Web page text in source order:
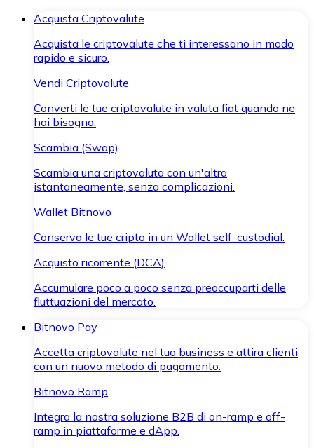
Acquista Criptovalute
Acquista le criptovalute che ti interessano in modo
rapido e sicuro.
Vendi Criptovalute
Converti le tue criptovalute in valuta fiat quando ne
hai bisogno.
Scambia (Swap)
Scambia una criptovaluta con un'altra
istantaneamente, senza complicazioni.
Wallet Bitnovo
Conserva le tue cripto in un Wallet self-custodial.
Acquisto ricorrente (DCA)
Accumulare poco a poco senza preoccuparti delle
fluttuazioni del mercato.
Bitnovo Pay
Accetta criptovalute nel tuo business e attira clienti
con un nuovo metodo di pagamento.
Bitnovo Ramp
Integra la nostra soluzione B2B di on-ramp e off-
ramp in piattaforme e dApp.